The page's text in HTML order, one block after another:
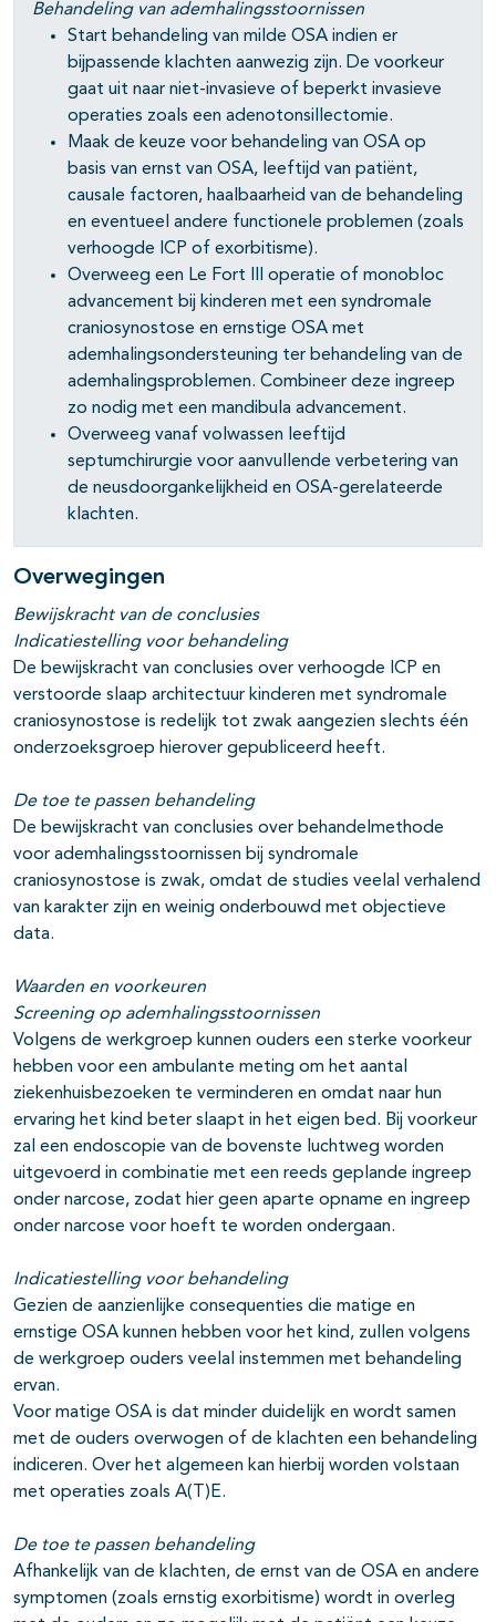
Behandeling van ademhalingsstoornissen
Start behandeling van milde OSA indien er
bijpassende klachten aanwezig zijn. De voorkeur
gaat uit naar niet-invasieve of beperkt invasieve
operaties zoals een adenotonsillectomie.
Maak de keuze voor behandeling van OSA op
basis van ernst van OSA, leeftijd van patiënt,
causale factoren, haalbaarheid van de behandeling
en eventueel andere functionele problemen (zoals
verhoogde ICP of exorbitisme).
Overweeg een Le Fort III operatie of monobloc
advancement bij kinderen met een syndromale
craniosynostose en ernstige OSA met
ademhalingsondersteuning ter behandeling van de
ademhalingsproblemen. Combineer deze ingreep
zo nodig met een mandibula advancement.
Overweeg vanaf volwassen leeftijd
septumchirurgie voor aanvullende verbetering van
de neusdoorgankelijkheid en OSA-gerelateerde
klachten.
Overwegingen
Bewijskracht van de conclusies
Indicatiestelling voor behandeling
De bewijskracht van conclusies over verhoogde ICP en
verstoorde slaap architectuur kinderen met syndromale
craniosynostose is redelijk tot zwak aangezien slechts één
onderzoeksgroep hierover gepubliceerd heeft.
De toe te passen behandeling
De bewijskracht van conclusies over behandelmethode
voor ademhalingsstoornissen bij syndromale
craniosynostose is zwak, omdat de studies veelal verhalend
van karakter zijn en weinig onderbouwd met objectieve
data.
Waarden en voorkeuren
Screening op ademhalingsstoornissen
Volgens de werkgroep kunnen ouders een sterke voorkeur
hebben voor een ambulante meting om het aantal
ziekenhuisbezoeken te verminderen en omdat naar hun
ervaring het kind beter slaapt in het eigen bed. Bij voorkeur
zal een endoscopie van de bovenste luchtweg worden
uitgevoerd in combinatie met een reeds geplande ingreep
onder narcose, zodat hier geen aparte opname en ingreep
onder narcose voor hoeft te worden ondergaan.
Indicatiestelling voor behandeling
Gezien de aanzienlijke consequenties die matige en
ernstige OSA kunnen hebben voor het kind, zullen volgens
de werkgroep ouders veelal instemmen met behandeling
ervan.
Voor matige OSA is dat minder duidelijk en wordt samen
met de ouders overwogen of de klachten een behandeling
indiceren. Over het algemeen kan hierbij worden volstaan
met operaties zoals A(T)E.
De toe te passen behandeling
Afhankelijk van de klachten, de ernst van de OSA en andere
symptomen (zoals ernstig exorbitisme) wordt in overleg